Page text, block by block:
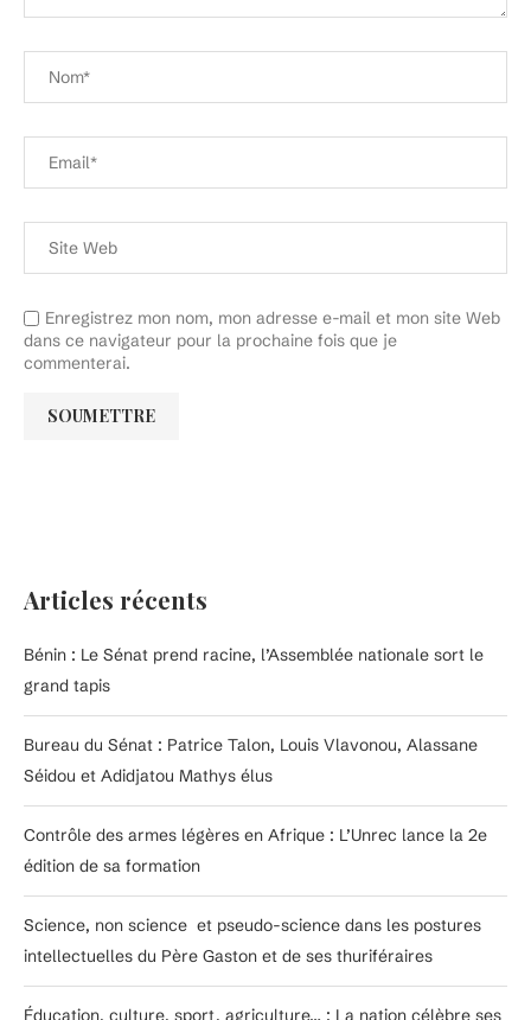
Enregistrez mon nom, mon adresse e-mail et mon site Web
dans ce navigateur pour la prochaine fois que je
commenterai.
Articles récents
Bénin : Le Sénat prend racine, l’Assemblée nationale sort le
grand tapis
Bureau du Sénat : Patrice Talon, Louis Vlavonou, Alassane
Séidou et Adidjatou Mathys élus
Contrôle des armes légères en Afrique : L’Unrec lance la 2e
édition de sa formation
Science, non science et pseudo-science dans les postures
intellectuelles du Père Gaston et de ses thuriféraires